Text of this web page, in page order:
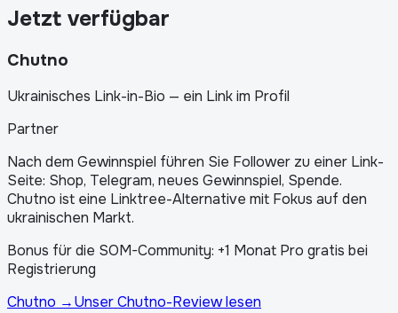
Jetzt verfügbar
Chutno
Ukrainisches Link-in-Bio — ein Link im Profil
Partner
Nach dem Gewinnspiel führen Sie Follower zu einer Link-
Seite: Shop, Telegram, neues Gewinnspiel, Spende.
Chutno ist eine Linktree-Alternative mit Fokus auf den
ukrainischen Markt.
Bonus für die SOM-Community: +1 Monat Pro gratis bei
Registrierung
Chutno →Unser Chutno-Review lesen